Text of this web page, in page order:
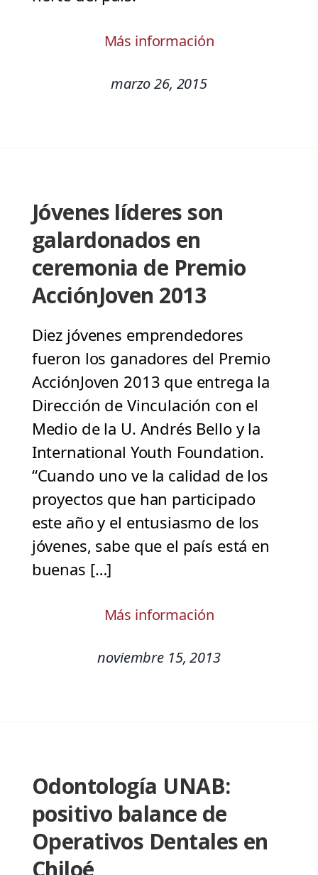
Más información
marzo 26, 2015
Jóvenes líderes son
galardonados en
ceremonia de Premio
AcciónJoven 2013
Diez jóvenes emprendedores
fueron los ganadores del Premio
AcciónJoven 2013 que entrega la
Dirección de Vinculación con el
Medio de la U. Andrés Bello y la
International Youth Foundation.
“Cuando uno ve la calidad de los
proyectos que han participado
este año y el entusiasmo de los
jóvenes, sabe que el país está en
buenas […]
Más información
noviembre 15, 2013
Odontología UNAB:
positivo balance de
Operativos Dentales en
Chiloé